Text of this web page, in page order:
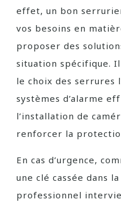
effet, un bon
vos besoins en
proposer des
situation spécifique.
le choix des serrures
systèmes d’alarme
l’installation de
renforcer la
En cas d’urgence,
une clé cassée dans
professionnel